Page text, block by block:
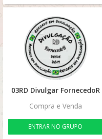
03RD Divulgar FornecedoR
Compra e Venda
ENTRAR NO GRUPO